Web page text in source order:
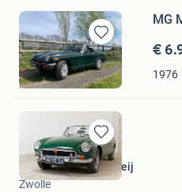
Bewaren
in
Mijn
Favorieten
MG
€
1976
CRK
Ruinerwold
Bewaren
in
Mijn
Thijs Joris van ter Meij
Zwolle